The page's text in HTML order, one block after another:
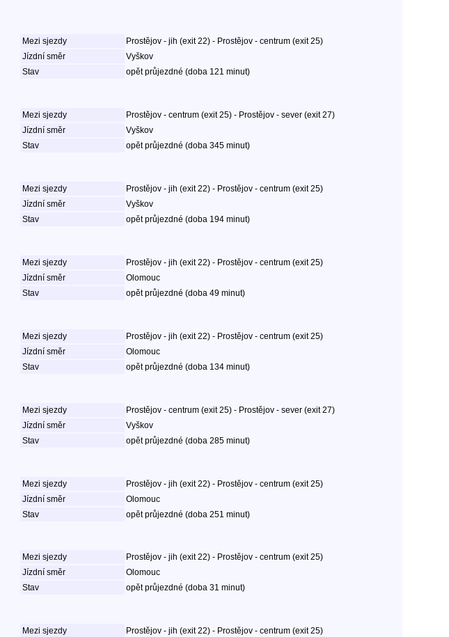
Mezi sjezdy
Prostějov - jih (exit 22) - Prostějov - centrum (exit 25)
Jízdní směr
Vyškov
Stav opět průjezdné (doba 121 minut)
Mezi sjezdy
Prostějov - centrum (exit 25) - Prostějov - sever (exit 27)
Jízdní směr
Vyškov
Stav opět průjezdné (doba 345 minut)
Mezi sjezdy
Prostějov - jih (exit 22) - Prostějov - centrum (exit 25)
Jízdní směr
Vyškov
Stav opět průjezdné (doba 194 minut)
Mezi sjezdy
Prostějov - jih (exit 22) - Prostějov - centrum (exit 25)
Jízdní směr
Olomouc
Stav opět průjezdné (doba 49 minut)
Mezi sjezdy
Prostějov - jih (exit 22) - Prostějov - centrum (exit 25)
Jízdní směr
Olomouc
Stav opět průjezdné (doba 134 minut)
Mezi sjezdy
Prostějov - centrum (exit 25) - Prostějov - sever (exit 27)
Jízdní směr
Vyškov
Stav opět průjezdné (doba 285 minut)
Mezi sjezdy
Prostějov - jih (exit 22) - Prostějov - centrum (exit 25)
Jízdní směr
Olomouc
Stav opět průjezdné (doba 251 minut)
Mezi sjezdy
Prostějov - jih (exit 22) - Prostějov - centrum (exit 25)
Jízdní směr
Olomouc
Stav opět průjezdné (doba 31 minut)
Mezi sjezdy
Prostějov - jih (exit 22) - Prostějov - centrum (exit 25)